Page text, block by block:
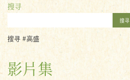
搜寻
搜寻
搜寻 #高盛
影片集